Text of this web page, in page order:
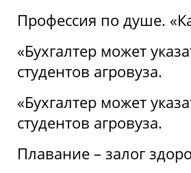
Профессия по душе.
«Бухгалтер может
студентов агровуза.
«Бухгалтер может
студентов агровуза.
Плавание – залог